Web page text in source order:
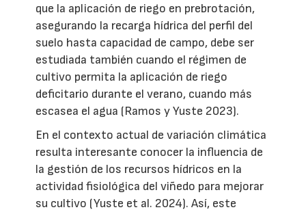
que la aplicación de riego en prebrotación,
asegurando la recarga hídrica del perfil del
suelo hasta capacidad de campo, debe ser
estudiada también cuando el régimen de
cultivo permita la aplicación de riego
deficitario durante el verano, cuando más
escasea el agua (Ramos y Yuste 2023).
En el contexto actual de variación climática
resulta interesante conocer la influencia de
la gestión de los recursos hídricos en la
actividad fisiológica del viñedo para mejorar
su cultivo (Yuste et al. 2024). Así, este